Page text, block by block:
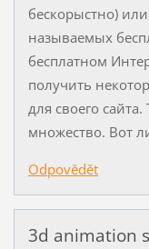
бескорыстно)
называемых
бесплатном
получить
для своего
множество. Вот
Odpovědět
3d animation